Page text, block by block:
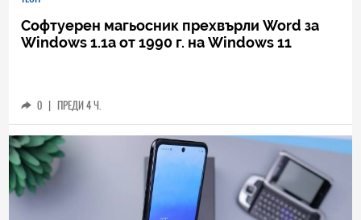
Софтуерен магьосник прехвърли Word за
Windows 1.1a от 1990 г. на Windows 11
0 | ПРЕДИ 4 Ч.